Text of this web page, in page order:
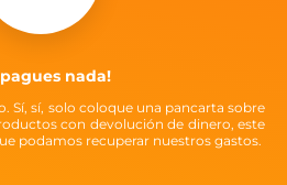
pagues nada!
Sí, sí, solo coloque una pancarta sobre
con devolución de dinero, este
podamos recuperar nuestros gastos.